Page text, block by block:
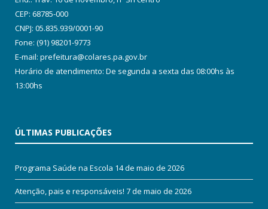
CEP: 68785-000
CNPJ: 05.835.939/0001-90
Fone: (91) 98201-9773
E-mail: prefeitura@colares.pa.gov.br
Horário de atendimento: De segunda a sexta das 08:00hs às
13:00hs
ÚLTIMAS PUBLICAÇÕES
Programa Saúde na Escola 14 de maio de 2026
Atenção, pais e responsáveis! 7 de maio de 2026